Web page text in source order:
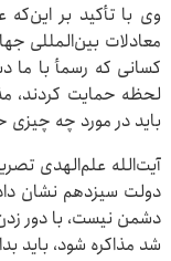
وی با تأکید بر
معادلات بین‌المللی
کسانی که رسمأ با ما
لحظه حمایت کردند،
باید در مورد چه چیزی
آیت‌الله علم‌الهدی
دولت سیزدهم نشان
دشمن نیست، با دور
شد مذاکره شود، باید